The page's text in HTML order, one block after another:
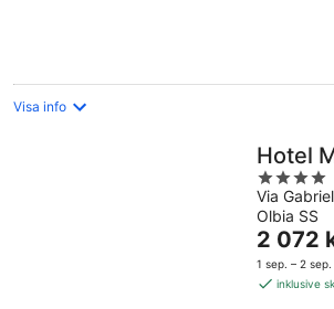
Visa info
Hotel
4
out
of
5
Via
Olbia SS
Priset
är
2 072 kr
2 072
1 sep. – 2 sep.
inklusive